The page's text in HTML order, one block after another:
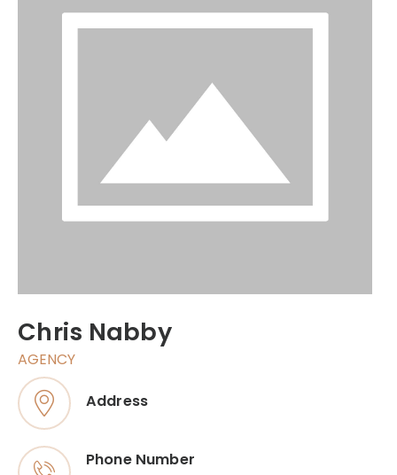
Chris Nabby
AGENCY
Address
Phone Number